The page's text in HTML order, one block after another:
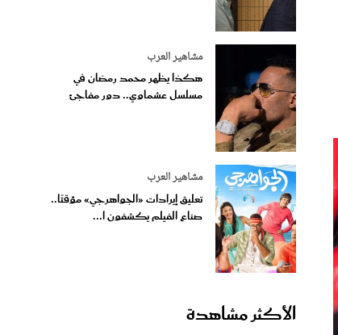
مشاهير العرب
هكذا يظهر محمد رمضان في
مسلسل عشماوي.. دور مفاجئ
مشاهير العرب
تعليق إيرادات «الجواهرجي» مؤقتًا..
صناع الفيلم يكشفون ا...
الأكثر مشاهدة